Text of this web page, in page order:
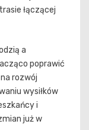
łączącej
a
poprawić
rozwój
wysiłków
i
już w